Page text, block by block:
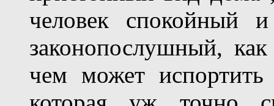
человек спокойный
законопослушный,
чем может испортить